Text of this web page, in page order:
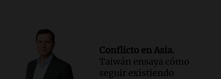
Conflicto en Asia.
Taiwán ensaya cómo
seguir existiendo